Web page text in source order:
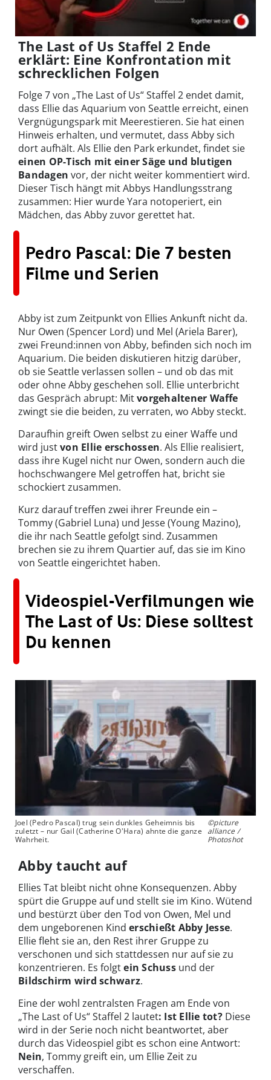
The Last of Us Staffel 2 Ende
erklärt: Eine Konfrontation mit
schrecklichen Folgen
Folge 7 von „The Last of Us“ Staffel 2 endet damit,
dass Ellie das Aquarium von Seattle erreicht, einen
Vergnügungspark mit Meerestieren. Sie hat einen
Hinweis erhalten, und vermutet, dass Abby sich
dort aufhält. Als Ellie den Park erkundet, findet sie
einen OP-Tisch mit einer Säge und blutigen
Bandagen vor, der nicht weiter kommentiert wird.
Dieser Tisch hängt mit Abbys Handlungsstrang
zusammen: Hier wurde Yara notoperiert, ein
Mädchen, das Abby zuvor gerettet hat.
Pedro Pascal: Die 7 besten
Filme und Serien
Abby ist zum Zeitpunkt von Ellies Ankunft nicht da.
Nur Owen (Spencer Lord) und Mel (Ariela Barer),
zwei Freund:innen von Abby, befinden sich noch im
Aquarium. Die beiden diskutieren hitzig darüber,
ob sie Seattle verlassen sollen – und ob das mit
oder ohne Abby geschehen soll. Ellie unterbricht
das Gespräch abrupt: Mitvorgehaltener Waffe
zwingt sie die beiden, zu verraten, wo Abby steckt.
Daraufhin greift Owen selbst zu einer Waffe und
wird justvon Ellie erschossen. Als Ellie realisiert,
dass ihre Kugel nicht nur Owen, sondern auch die
hochschwangere Mel getroffen hat, bricht sie
schockiert zusammen.
Kurz darauf treffen zwei ihrer Freunde ein –
Tommy (Gabriel Luna) und Jesse (Young Mazino),
die ihr nach Seattle gefolgt sind. Zusammen
brechen sie zu ihrem Quartier auf, das sie im Kino
von Seattle eingerichtet haben.
Videospiel-Verfilmungen wie
The Last of Us: Diese solltest
Du kennen
Joel (Pedro Pascal) trug sein dunkles Geheimnis bis
zuletzt – nur Gail (Catherine O'Hara) ahnte die ganze
Wahrheit.
©picture
alliance /
Photoshot
Abby taucht auf
Ellies Tat bleibt nicht ohne Konsequenzen. Abby
spürt die Gruppe auf und stellt sie im Kino. Wütend
und bestürzt über den Tod von Owen, Mel und
dem ungeborenen Kind erschießt Abby Jesse.
Ellie fleht sie an, den Rest ihrer Gruppe zu
verschonen und sich stattdessen nur auf sie zu
konzentrieren. Es folgtein Schussund der
Bildschirm wird schwarz.
Eine der wohl zentralsten Fragen am Ende von
„The Last of Us“ Staffel 2 lautet: Ist Ellie tot?Diese
wird in der Serie noch nicht beantwortet, aber
durch das Videospiel gibt es schon eine Antwort:
Nein, Tommy greift ein, um Ellie Zeit zu
verschaffen.